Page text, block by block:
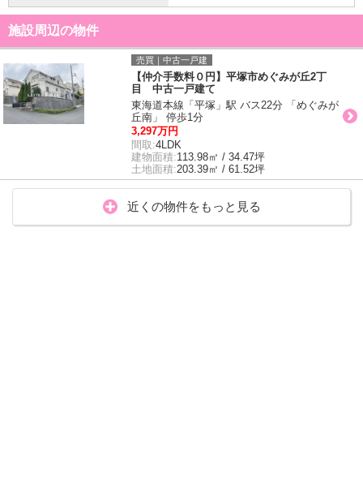
施設周辺の物件
売買｜中古一戸建
【仲介手数料０円】平塚市めぐみが丘2丁
目 中古一戸建て
東海道本線「平塚」駅 バス22分 「めぐみが
丘南」 停歩1分
3,297万円
間取:4LDK
建物面積:113.98㎡ / 34.47坪
土地面積:203.39㎡ / 61.52坪
近くの物件をもっと見る